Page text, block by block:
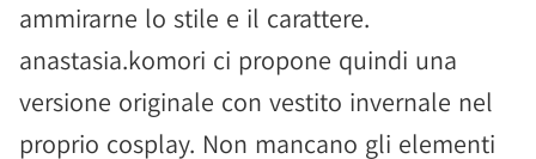
ammirarne lo stile e il carattere.
anastasia.komori ci propone quindi una
versione originale con vestito invernale nel
proprio cosplay. Non mancano gli elementi